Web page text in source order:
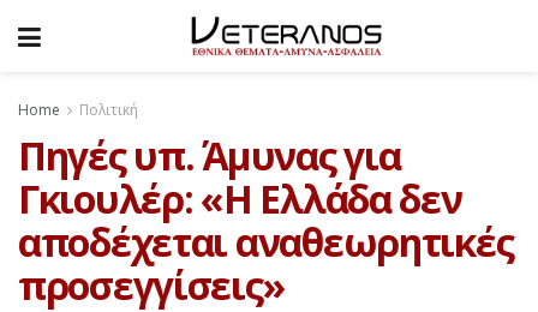
Home Πολιτική
Πηγές υπ. Άμυνας για
Γκιουλέρ: «Η Ελλάδα δεν
αποδέχεται αναθεωρητικές
προσεγγίσεις»